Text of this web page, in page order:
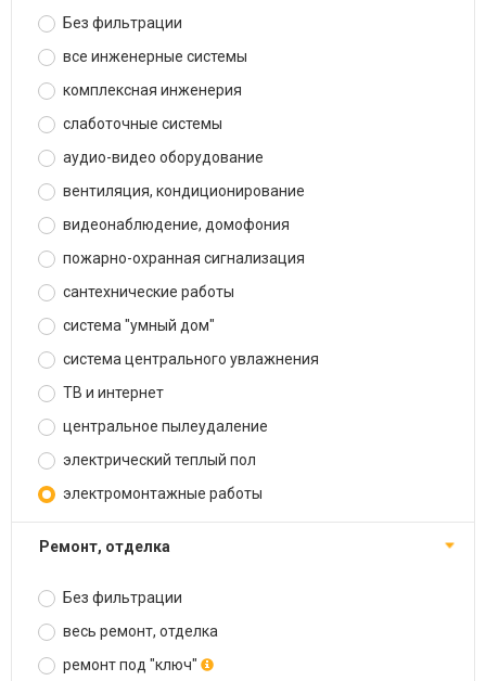
Без фильтрации
все инженерные системы
комплексная инженерия
слаботочные системы
аудио-видео оборудование
вентиляция, кондиционирование
видеонаблюдение, домофония
пожарно-охранная сигнализация
сантехнические работы
система "умный дом"
система центрального увлажнения
ТВ и интернет
центральное пылеудаление
электрический теплый пол
электромонтажные работы
ремонт, отделка
Без фильтрации
весь ремонт, отделка
ремонт под "ключ"